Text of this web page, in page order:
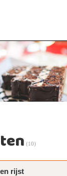
(10)
rijst